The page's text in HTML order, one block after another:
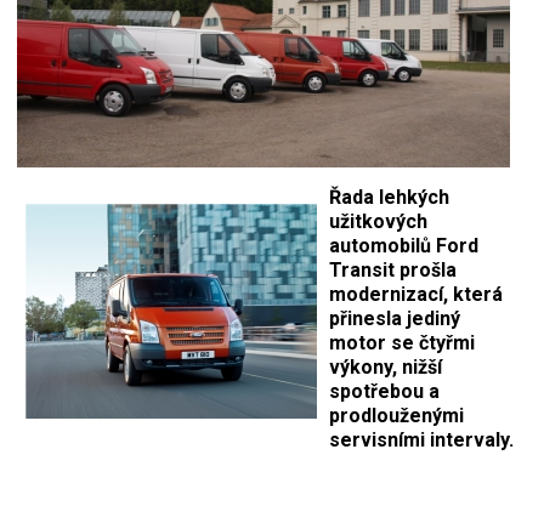
Řada lehkých
užitkových
automobilů Ford
Transit prošla
modernizací, která
přinesla jediný
motor se čtyřmi
výkony, nižší
spotřebou a
prodlouženými
servisními intervaly.